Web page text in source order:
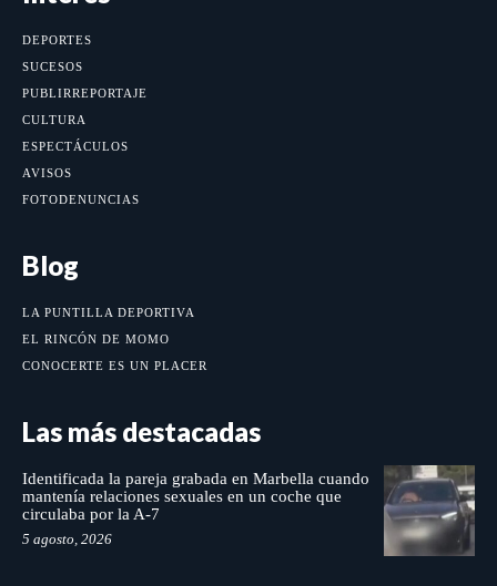
DEPORTES
SUCESOS
PUBLIRREPORTAJE
CULTURA
ESPECTÁCULOS
AVISOS
FOTODENUNCIAS
Blog
LA PUNTILLA DEPORTIVA
EL RINCÓN DE MOMO
CONOCERTE ES UN PLACER
Las más destacadas
Identificada la pareja grabada en Marbella cuando
mantenía relaciones sexuales en un coche que
circulaba por la A-7
5 agosto, 2026